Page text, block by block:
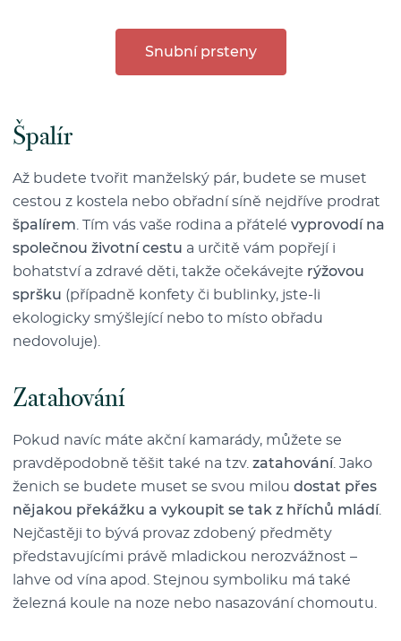
Snubní prsteny
Špalír
Až budete tvořit manželský pár, budete se muset
cestou z kostela nebo obřadní síně nejdříve prodrat
špalírem . Tím vás vaše rodina a přátelé vyprovodí na
společnou životní cestu a určitě vám popřejí i
bohatství a zdravé děti, takže očekávejte rýžovou
spršku (případně konfety či bublinky, jste-li
ekologicky smýšlející nebo to místo obřadu
nedovoluje).
Zatahování
Pokud navíc máte akční kamarády, můžete se
pravděpodobně těšit také na tzv. zatahování . Jako
ženich se budete muset se svou milou dostat přes
nějakou překážku a vykoupit se tak z hříchů mládí
Nejčastěji to bývá provaz zdobený předměty
představujícími právě mladickou nerozvážnost –
lahve od vína apod. Stejnou symboliku má také
železná koule na noze nebo nasazování chomoutu.